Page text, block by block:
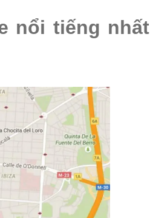
nổi tiếng nhất